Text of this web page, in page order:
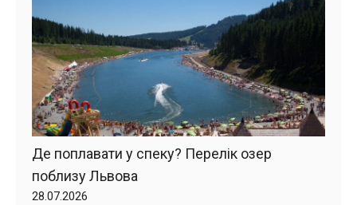
Де поплавати у спеку? Перелік озер
поблизу Львова
28.07.2026